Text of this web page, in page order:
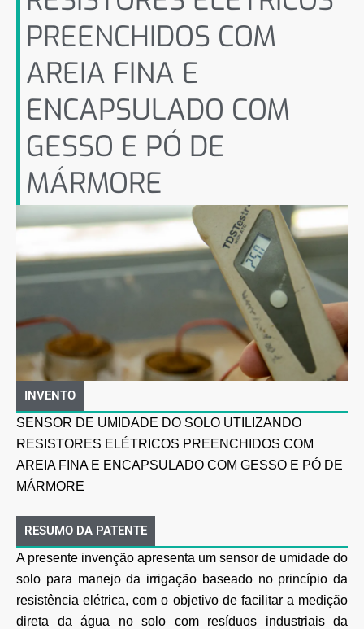
PREENCHIDOS COM
AREIA FINA E
ENCAPSULADO COM
GESSO E PÓ DE
MÁRMORE
INVENTO
SENSOR DE UMIDADE DO SOLO UTILIZANDO
RESISTORES ELÉTRICOS PREENCHIDOS COM
AREIA FINA E ENCAPSULADO COM GESSO E PÓ DE
MÁRMORE
RESUMO DA PATENTE
A presente invenção apresenta um sensor de umidade do
solo para manejo da irrigação baseado no princípio da
resistência elétrica, com o objetivo de facilitar a medição
direta da água no solo com resíduos industriais da